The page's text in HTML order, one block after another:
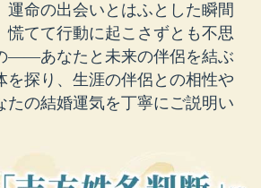
運命の出会いとはふとした瞬間
慌てて行動に起こさずとも不思
――あなたと未来の伴侶を結ぶ
を探り、生涯の伴侶との相性や
たの結婚運気を丁寧にご説明い